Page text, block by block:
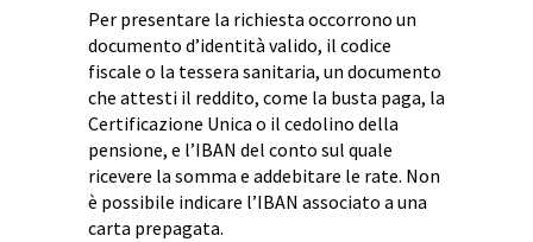
Per presentare la richiesta occorrono un
documento d’identità valido, il codice
fiscale o la tessera sanitaria, un documento
che attesti il reddito, come la busta paga, la
Certificazione Unica o il cedolino della
pensione, e l’IBAN del conto sul quale
ricevere la somma e addebitare le rate. Non
è possibile indicare l’IBAN associato a una
carta prepagata.